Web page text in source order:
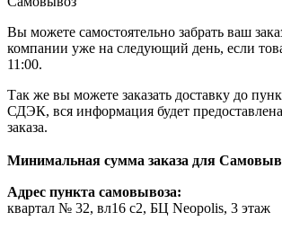
Вы можете самостоятельно забрать ваш
компании уже на следующий день, если
11:00.
Так же вы можете заказать доставку до
СДЭК, вся информация будет
заказа.
Минимальная сумма заказа для
Адрес пункта самовывоза:
квартал № 32, вл16 с2, БЦ Neopolis, 3 этаж